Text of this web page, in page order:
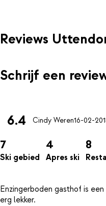
Reviews
Schrijf een
6.4 Cindy Weren16-02-
7
Ski gebied
4
Apres ski
8
Enzingerboden gasthof is